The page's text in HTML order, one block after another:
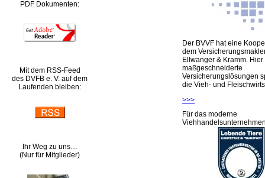
PDF Dokumenten:
Mit dem RSS-Feed
des DVFB e. V. auf dem
Laufenden bleiben:
Ihr Weg zu uns…
(Nur für Mitglieder)
Der BVVF hat eine
dem
Ellwanger & Kramm.
maßgeschneiderte
Versicherungslösungen
die Vieh- und
>>>
Für das moderne